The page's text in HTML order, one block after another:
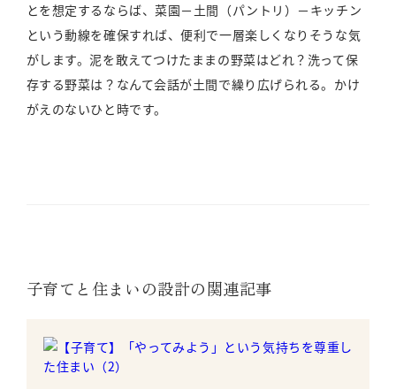
とを想定するならば、菜園－土間（パントリ）－キッチン
という動線を確保すれば、便利で一層楽しくなりそうな気
がします。泥を敢えてつけたままの野菜はどれ？洗って保
存する野菜は？なんて会話が土間で繰り広げられる。かけ
がえのないひと時です。
子育てと住まいの設計の関連記事